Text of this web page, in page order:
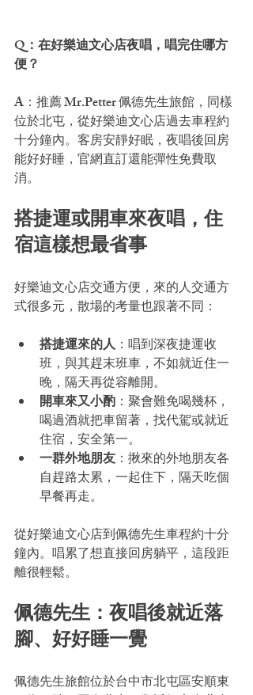
Q：在好樂迪文心店夜唱，唱完住哪方
便？
A：推薦 Mr.Petter 佩德先生旅館，同樣
位於北屯，從好樂迪文心店過去車程約
十分鐘內。客房安靜好眠，夜唱後回房
能好好睡，官網直訂還能彈性免費取
消。
搭捷運或開車來夜唱，住
宿這樣想最省事
好樂迪文心店交通方便，來的人交通方
式很多元，散場的考量也跟著不同：
搭捷運來的人：唱到深夜捷運收
班，與其趕末班車，不如就近住一
晚，隔天再從容離開。
開車來又小酌 ：聚會難免喝幾杯，
喝過酒就把車留著，找代駕或就近
住宿，安全第一。
一群外地朋友 ：揪來的外地朋友各
自趕路太累，一起住下，隔天吃個
早餐再走。
從好樂迪文心店到佩德先生車程約十分
鐘內。唱累了想直接回房躺平，這段距
離很輕鬆。
佩德先生：夜唱後就近落
腳、好好睡一覺
佩德先生旅館位於台中市北屯區安順東